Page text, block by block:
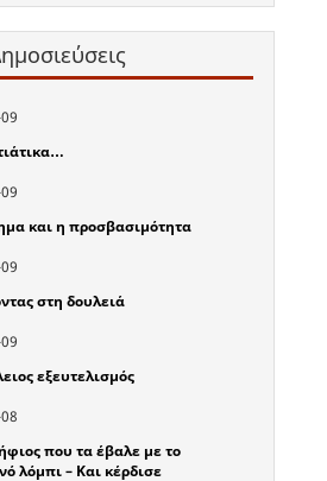
και η προσβασιμότητα
στη δουλειά
εξευτελισμός
που τα έβαλε με το
λόμπι – Και κέρδισε